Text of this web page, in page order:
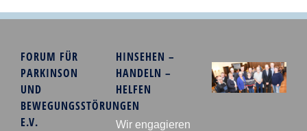
FORUM FÜR
PARKINSON
UND
BEWEGUNGSSTÖRUNGEN
E.V.
HINSEHEN –
HANDELN –
HELFEN
Wir engagieren